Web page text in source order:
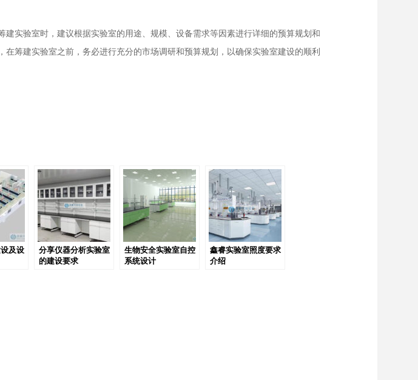
实验室时，建议根据实验室的用途、规模、设备需求等因素进行详细的预算规划和
筹建实验室之前，务必进行充分的市场调研和预算规划，以确保实验室建设的顺利
及设
分享仪器分析实验室
的建设要求
生物安全实验室自控
系统设计
鑫睿实验室照度要求
介绍